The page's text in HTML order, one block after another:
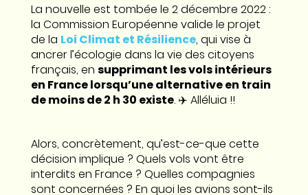
La nouvelle est tombée le 2 décembre 2022 :
la Commission Européenne valide le projet
de la Loi Climat et Résilience, qui vise à
ancrer l’écologie dans la vie des citoyens
français, en supprimant les vols intérieurs
en France lorsqu’une alternative en train
de moins de 2 h 30 existe. ✈️ Alléluia !!
Alors, concrètement, qu’est-ce-que cette
décision implique ? Quels vols vont être
interdits en France ? Quelles compagnies
sont concernées ? En quoi les avions sont-ils